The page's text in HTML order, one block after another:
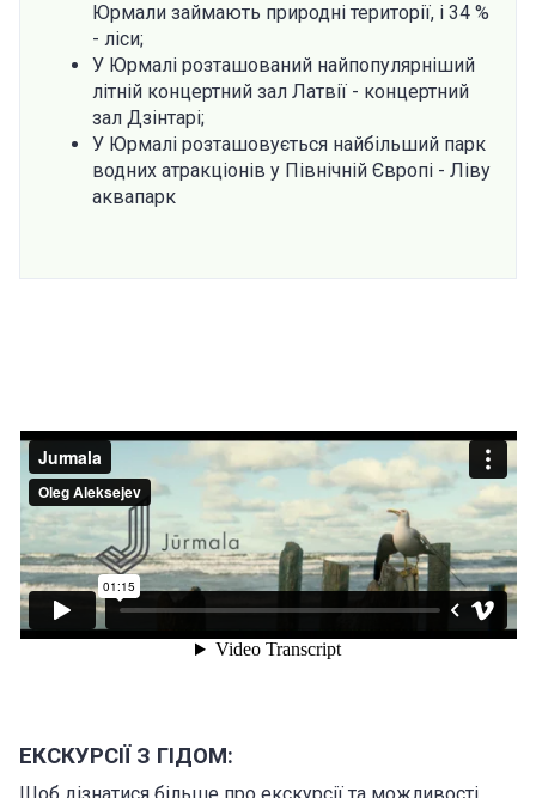
Юрмали займають природні території, і 34 %
- ліси;
У Юрмалі розташований найпопулярніший
літній концертний зал Латвії - концертний
зал Дзінтарі;
У Юрмалі розташовується найбільший парк
водних атракціонів у Північній Європі - Ліву
аквапарк
ЕКСКУРСІЇ З ГІДОМ: